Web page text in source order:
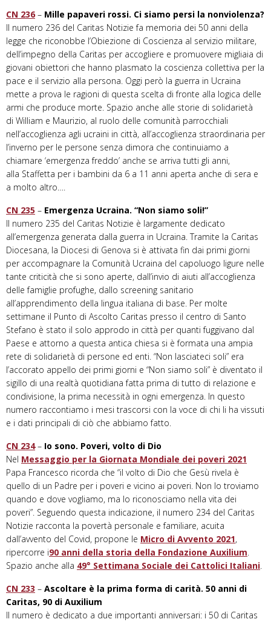
CN 236 – Mille papaveri rossi. Ci siamo persi la nonviolenza?
Il numero 236 del Caritas Notizie fa memoria dei 50 anni della
legge che riconobbe l’Obiezione di Coscienza al servizio militare,
dell’impegno della Caritas per accogliere e promuovere migliaia di
giovani obiettori che hanno plasmato la coscienza collettiva per la
pace e il servizio alla persona. Oggi però la guerra in Ucraina
mette a prova le ragioni di questa scelta di fronte alla logica delle
armi che produce morte. Spazio anche alle storie di solidarietà
di William e Maurizio, al ruolo delle comunità parrocchiali
nell’accoglienza agli ucraini in città, all’accoglienza straordinaria per
l’inverno perle persone senza dimora che continuiamo a
chiamare ‘emergenza freddo’ anche se arriva tutti gli anni,
alla Staffetta per i bambini da 6 a 11 anni aperta anche di sera e
a molto altro….
CN 235 – Emergenza Ucraina. “Non siamo soli!”
Il numero 235 del Caritas Notizie è largamente dedicato
all’emergenza generata dalla guerra in Ucraina. Tramite la Caritas
Diocesana, la Diocesi di Genova si è attivata fin dai primi giorni
per accompagnare la Comunità Ucraina del capoluogo ligure nelle
tante criticità che si sono aperte, dall’invio di aiuti all’accoglienza
delle famiglie profughe, dallo screening sanitario
all’apprendimento della lingua italiana di base. Per molte
settimane il Punto di Ascolto Caritas presso il centro di Santo
Stefano è stato il solo approdo in città per quanti fuggivano dal
Paese e attorno a questa antica chiesa si è formata una ampia
rete di solidarietà di persone ed enti. “Non lasciateci soli” era
l’accorato appello dei primi giorni e “Non siamo soli” è diventato il
sigillo di una realtà quotidiana fatta prima di tutto di relazione e
condivisione, la prima necessità in ogni emergenza. In questo
numero raccontiamo i mesi trascorsi con la voce di chi li ha vissuti
e i dati principali di ciò che abbiamo fatto.
CN 234– Io sono. Poveri, volto di Dio
Nel Messaggio per la Giornata Mondiale dei poveri 2021
Papa Francesco ricorda che “il volto di Dio che Gesù rivela è
quello di un Padre per i poveri e vicino ai poveri. Non lo troviamo
quando e dove vogliamo, ma lo riconosciamo nella vita dei
poveri”. Seguendo questa indicazione, il numero 234 del Caritas
Notizie racconta la povertà personale e familiare, acuita
dall’avvento del Covid, propone le Micro di Avvento 2021,
ripercorre i90 anni della storia della Fondazione Auxilium.
Spazio anche alla 49° Settimana Sociale dei Cattolici Italiani.
CN 233 – Ascoltare è la prima forma di carità. 50 anni di
Caritas, 90 di Auxilium
Il numero è dedicato a due importanti anniversari: i 50 di Caritas